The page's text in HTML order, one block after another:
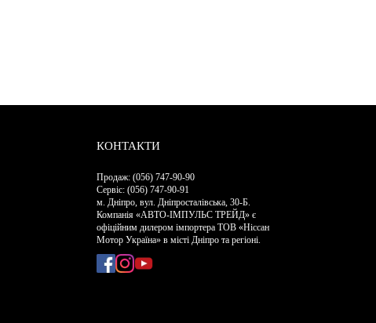
КОНТАКТИ
Продаж: (056) 747-90-90
Сервіс: (056) 747-90-91
м. Дніпро, вул. Дніпросталівська, 30-Б.
Компанія «АВТО-ІМПУЛЬС ТРЕЙД» є
офіційним дилером імпортера ТОВ «Ніссан
Мотор Україна» в місті Дніпро та регіоні.